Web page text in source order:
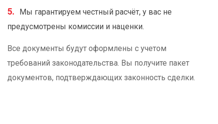
Мы гарантируем честный расчёт, у вас не
предусмотрены комиссии и наценки.
Все документы будут оформлены с учетом
требований законодательства. Вы получите пакет
документов, подтверждающих законность сделки.